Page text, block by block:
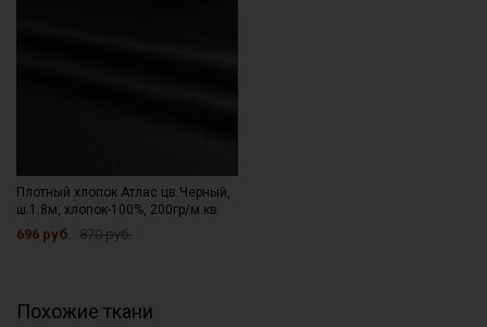
Плотный хлопок Атлас цв.Черный,
ш.1.8м, хлопок-100%, 200гр/м.кв
696 руб. 870 руб.
Похожие ткани